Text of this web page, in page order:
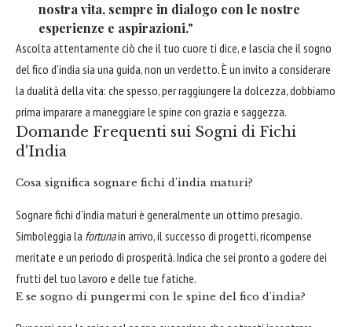
nostra vita, sempre in dialogo con le nostre
esperienze e aspirazioni."
Ascolta attentamente ciò che il tuo cuore ti dice, e lascia che il sogno
del fico d'india sia una guida, non un verdetto. È un invito a considerare
la dualità della vita: che spesso, per raggiungere la dolcezza, dobbiamo
prima imparare a maneggiare le spine con grazia e saggezza.
Domande Frequenti sui Sogni di Fichi
d'India
Cosa significa sognare fichi d'india maturi?
Sognare fichi d'india maturi è generalmente un ottimo presagio.
Simboleggia la fortunain arrivo, il successo di progetti, ricompense
meritate e un periodo di prosperità. Indica che sei pronto a godere dei
frutti del tuo lavoro e delle tue fatiche.
E se sogno di pungermi con le spine del fico d'india?